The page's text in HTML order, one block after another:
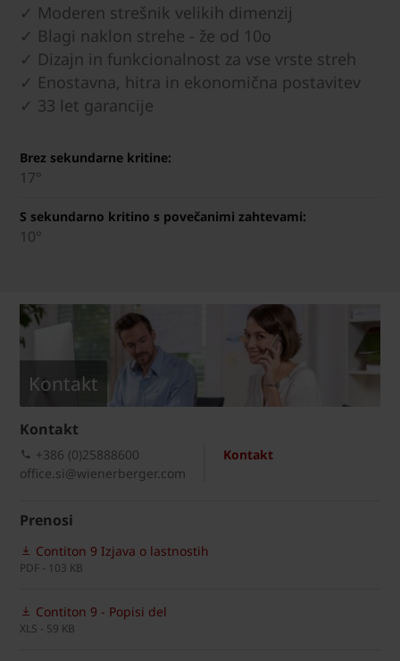
✓ Moderen strešnik velikih dimenzij
✓ Blagi naklon strehe - že od 10o
✓ Dizajn in funkcionalnost za vse vrste streh
✓ Enostavna, hitra in ekonomična postavitev
✓ 33 let garancije
Brez sekundarne kritine:
17°
S sekundarno kritino s povečanimi zahtevami:
10°
Kontakt
Kontakt
Kontakt
+386 (0)25888600
office.si@wienerberger.com
Prenosi
Contiton 9 Izjava o lastnostih
PDF - 103 KB
Contiton 9 - Popisi del
XLS - 59 KB